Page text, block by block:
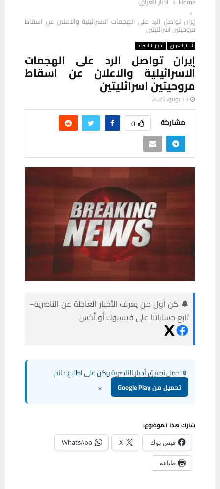
إيران تواصل الرد على الهجمات الاسرائيلية والاعلان عن اسقاط
مروحيتين اسرائليتين
أخبار العراق أخبار الناصرية
إيران تواصل الرد على الهجمات
الاسرائيلية والاعلان عن اسقاط
مروحيتين اسرائليتين
13 يونيو، 2025
مشاركة 0
🔔 كن أول من يعرف الأخبار العاجلة عن الناصرية–
تابع حساباتنا على فيسبوك أو أكس
📱 حمل تطبيق أخبار الناصرية وكن على اطلاع دائم
تحميل من Google Play ×
شارك هذا الموضوع:
فيس بوك X
WhatsApp
طباعة